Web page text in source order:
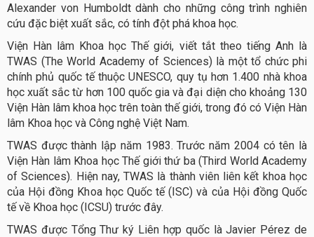
Alexander von Humboldt dành cho những công trình nghiên
cứu đặc biệt xuất sắc, có tính đột phá khoa học.
Viện Hàn lâm Khoa học Thế giới, viết tắt theo tiếng Anh là
TWAS (The World Academy of Sciences) là một tổ chức phi
chính phủ quốc tế thuộc UNESCO, quy tụ hơn 1.400 nhà khoa
học xuất sắc từ hơn 100 quốc gia và đại diện cho khoảng 130
Viện Hàn lâm khoa học trên toàn thế giới, trong đó có Viện Hàn
lâm Khoa học và Công nghệ Việt Nam.
TWAS được thành lập năm 1983. Trước năm 2004 có tên là
Viện Hàn lâm Khoa học Thế giới thứ ba (Third World Academy
of Sciences). Hiện nay, TWAS là thành viên liên kết khoa học
của Hội đồng Khoa học Quốc tế (ISC) và của Hội đồng Quốc
tế về Khoa học (ICSU) trước đây.
TWAS được Tổng Thư ký Liên hợp quốc là Javier Pérez de